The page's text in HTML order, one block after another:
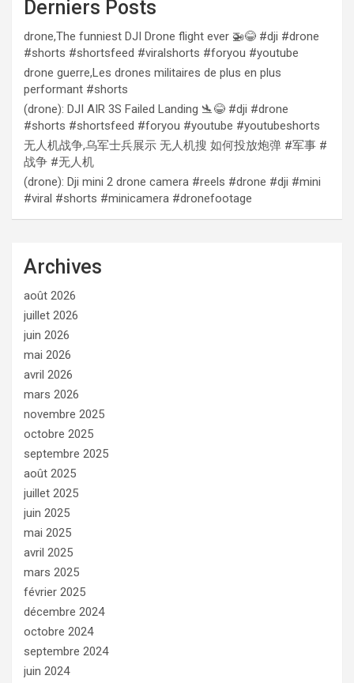
Derniers Posts
drone,The funniest DJI Drone flight ever 🚁😂 #dji #drone
#shorts #shortsfeed #viralshorts #foryou #youtube
drone guerre,Les drones militaires de plus en plus
performant #shorts
(drone): DJI AIR 3S Failed Landing 🛬😂 #dji #drone
#shorts #shortsfeed #foryou #youtube #youtubeshorts
无人机战争,乌军士兵展示 无人机搜 如何投放炮弹 #军事 #
战争 #无人机
(drone): Dji mini 2 drone camera #reels #drone #dji #mini
#viral #shorts #minicamera #dronefootage
Archives
août 2026
juillet 2026
juin 2026
mai 2026
avril 2026
mars 2026
novembre 2025
octobre 2025
septembre 2025
août 2025
juillet 2025
juin 2025
mai 2025
avril 2025
mars 2025
février 2025
décembre 2024
octobre 2024
septembre 2024
juin 2024